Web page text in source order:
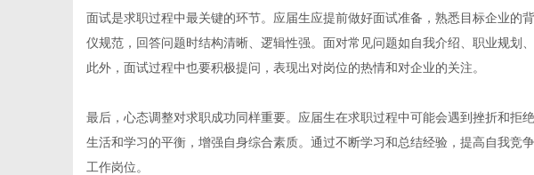
面试是求职过程中最关键的环节。应届生应提前做好面试准备，熟悉目标企业的
仪规范，回答问题时结构清晰、逻辑性强。面对常见问题如自我介绍、职业规划
此外，面试过程中也要积极提问，表现出对岗位的热情和对企业的关注。
最后，心态调整对求职成功同样重要。应届生在求职过程中可能会遇到挫折和拒
生活和学习的平衡，增强自身综合素质。通过不断学习和总结经验，提高自我竞
工作岗位。